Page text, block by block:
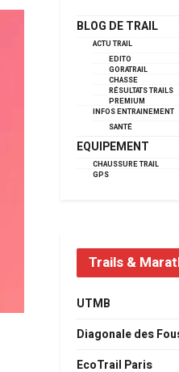
BLOG DE TRAIL
ACTU TRAIL
EDITO
GORATRAIL
CHASSE
RÉSULTATS TRAILS
PREMIUM
INFOS ENTRAINEMENT
SANTÉ
EQUIPEMENT
CHAUSSURE TRAIL
GPS
Trails &
UTMB
Diagonale des
EcoTrail Paris